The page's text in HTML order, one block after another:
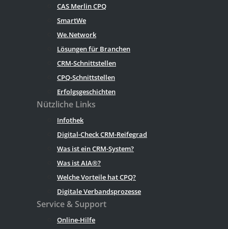
CAS Merlin CPQ
SmartWe
We.Network
Lösungen für Branchen
CRM-Schnittstellen
CPQ-Schnittstellen
Erfolgsgeschichten
Nützliche Links
Infothek
Digital-Check CRM-Reifegrad
Was ist ein CRM-System?
Was ist AIA®?
Welche Vorteile hat CPQ?
Digitale Verbandsprozesse
Service & Support
Online-Hilfe